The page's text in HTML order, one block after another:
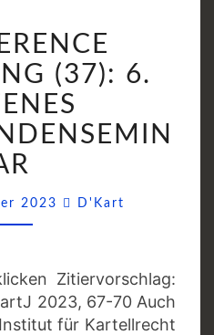
DEBRIEFING
(37):
6.
OFFENES
(37): 6.
2023 D'Kart
Zitiervorschlag:
2023, 67-70 Auch
für Kartellrecht